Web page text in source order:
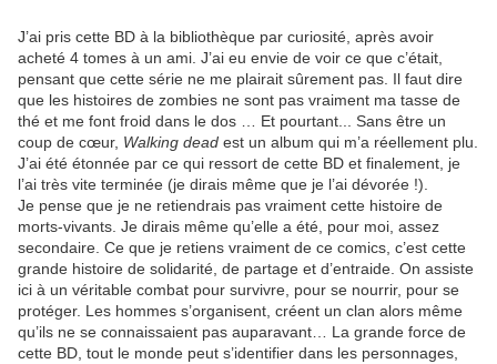
J’ai pris cette BD à la bibliothèque par curiosité, après avoir
acheté 4 tomes à un ami. J’ai eu envie de voir ce que c’était,
pensant que cette série ne me plairait sûrement pas. Il faut dire
que les histoires de zombies ne sont pas vraiment ma tasse de
thé et me font froid dans le dos … Et pourtant... Sans être un
coup de cœur, Walking dead est un album qui m’a réellement plu.
J’ai été étonnée par ce qui ressort de cette BD et finalement, je
l’ai très vite terminée (je dirais même que je l’ai dévorée !).
Je pense que je ne retiendrais pas vraiment cette histoire de
morts-vivants. Je dirais même qu’elle a été, pour moi, assez
secondaire. Ce que je retiens vraiment de ce comics, c’est cette
grande histoire de solidarité, de partage et d’entraide. On assiste
ici à un véritable combat pour survivre, pour se nourrir, pour se
protéger. Les hommes s’organisent, créent un clan alors même
qu’ils ne se connaissaient pas auparavant… La grande force de
cette BD, tout le monde peut s’identifier dans les personnages,